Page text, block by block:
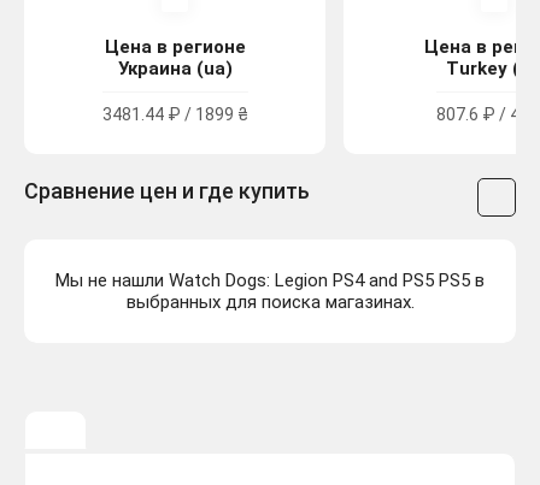
Цена в регионе
Украина (ua)
3481.44 ₽ / 1899 ₴
Цена в
Turkey
807.6 ₽ /
Сравнение цен и где купить
Мы не нашли Watch Dogs: Legion PS4 and PS5 PS5 в
выбранных для поиска магазинах.